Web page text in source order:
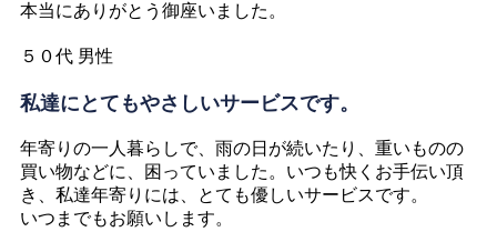
本当にありがとう御座いました。
５０代 男性
私達にとてもやさしいサービスです。
年寄りの一人暮らしで、雨の日が続いたり、重いものの
買い物などに、困っていました。いつも快くお手伝い頂
き、私達年寄りには、とても優しいサービスです。
いつまでもお願いします。